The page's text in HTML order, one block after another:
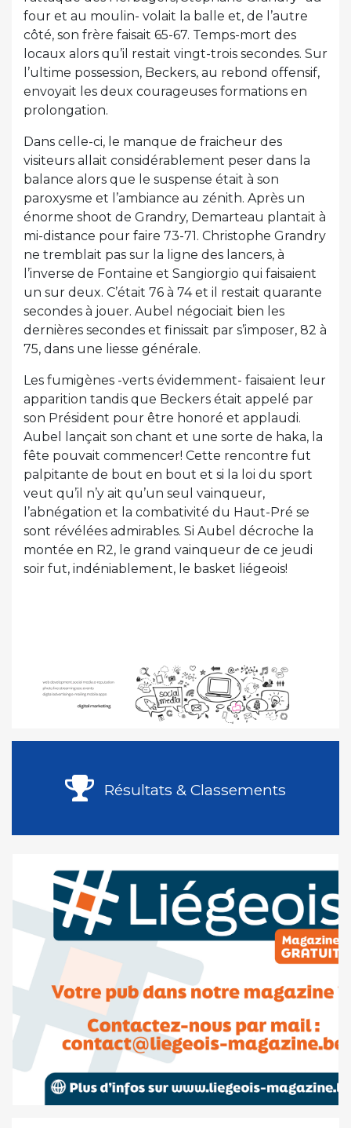
four et au moulin- volait la balle et, de l’autre
côté, son frère faisait 65-67. Temps-mort des
locaux alors qu’il restait vingt-trois secondes. Sur
l’ultime possession, Beckers, au rebond offensif,
envoyait les deux courageuses formations en
prolongation.
Dans celle-ci, le manque de fraicheur des
visiteurs allait considérablement peser dans la
balance alors que le suspense était à son
paroxysme et l’ambiance au zénith. Après un
énorme shoot de Grandry, Demarteau plantait à
mi-distance pour faire 73-71. Christophe Grandry
ne tremblait pas sur la ligne des lancers, à
l’inverse de Fontaine et Sangiorgio qui faisaient
un sur deux. C’était 76 à 74 et il restait quarante
secondes à jouer. Aubel négociait bien les
dernières secondes et finissait par s’imposer, 82 à
75, dans une liesse générale.
Les fumigènes -verts évidemment- faisaient leur
apparition tandis que Beckers était appelé par
son Président pour être honoré et applaudi.
Aubel lançait son chant et une sorte de haka, la
fête pouvait commencer! Cette rencontre fut
palpitante de bout en bout et si la loi du sport
veut qu’il n’y ait qu’un seul vainqueur,
l’abnégation et la combativité du Haut-Pré se
sont révélées admirables. Si Aubel décroche la
montée en R2, le grand vainqueur de ce jeudi
soir fut, indéniablement, le basket liégeois!
Résultats & Classements